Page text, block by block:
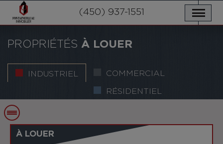
SERVICES
NOUVELLES
NOUS JOINDRE
POLITIQUE DE CONFIDENTIALITÉ
(450) 937-1551
PROPRIÉTÉS À LOUER
INDUSTRIEL COMMERCIAL
RÉSIDENTIEL
À LOUER